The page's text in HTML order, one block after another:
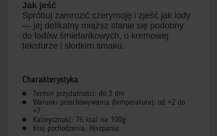
Jak jeść
Spróbuj zamrozić czerymoję i zjeść jak lody
— jej delikatny miąższ stanie się podobny
do lodów śmietankowych, o kremowej
teksturze i słodkim smaku.
Charakterystyka
Termin przydatności: do 3 dni
Warunki przechowywania (temperatura): od +2 do
+7
Kaloryczność: 76 kcal na 100g.
Kraj pochodzenia: Hiszpania